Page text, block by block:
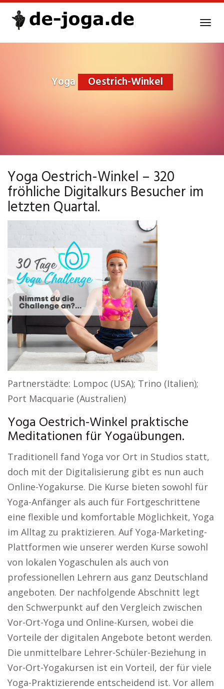
Yoga Oestrich-Winkel
Yoga Oestrich-Winkel – 320
fröhliche Digitalkurs Besucher im
letzten Quartal.
Partnerstädte: Lompoc (USA); Trino (Italien);
Port Macquarie (Australien)
Yoga Oestrich-Winkel praktische
Meditationen für Yogaübungen.
Traditionell fand Yoga vor Ort in Studios statt,
doch mit der Digitalisierung gibt es nun auch
Online-Yogakurse. Die Kurse bieten sowohl für
Yoga-Anfänger als auch für Fortgeschrittene
eine flexible und komfortable Möglichkeit, Yoga
im Alltag zu praktizieren. Auf Yoga-Marketing-
Plattformen wie unserer werden Kurse sowohl
von lokalen Yogaschulen als auch von
professionellen Lehrern aus ganz Deutschland
angeboten. Der nachfolgende Abschnitt legt
den Schwerpunkt auf den Vergleich zwischen
Vor-Ort-Yoga und Online-Kursen, wobei die
Vorteile der digitalen Angebote betont werden.
Die unmittelbare Lehrer-Schüler-Beziehung in
Vor-Ort-Yogakursen ist ein Vorteil, der für viele
Yoga-Praktizierende entscheidend ist. Vor allem